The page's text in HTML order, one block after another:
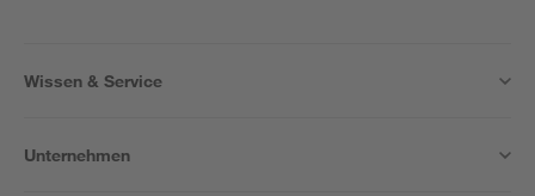
Wissen & Service
Unternehmen